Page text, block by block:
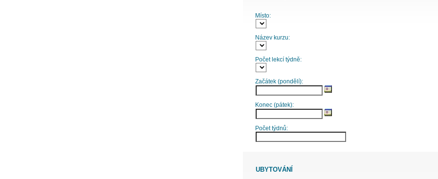
Místo:
Název kurzu:
Počet lekcí týdně:
Začátek (pondělí):
Konec (pátek):
Počet týdnů:
UBYTOVÁNÍ